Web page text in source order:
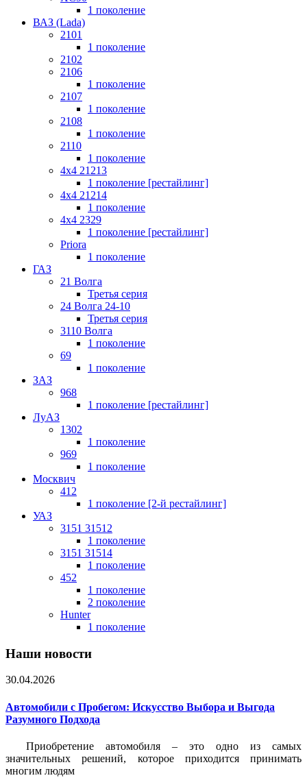
1 поколение
ВАЗ (Lada)
2101
1 поколение
2102
2106
1 поколение
2107
1 поколение
2108
1 поколение
2110
1 поколение
4x4 21213
1 поколение [рестайлинг]
4x4 21214
1 поколение
4x4 2329
1 поколение [рестайлинг]
Priora
1 поколение
ГАЗ
21 Волга
Третья серия
24 Волга 24-10
Третья серия
3110 Волга
1 поколение
69
1 поколение
ЗАЗ
968
1 поколение [рестайлинг]
ЛуАЗ
1302
1 поколение
969
1 поколение
Москвич
412
1 поколение [2-й рестайлинг]
УАЗ
3151 31512
1 поколение
3151 31514
1 поколение
452
1 поколение
2 поколение
Hunter
1 поколение
Наши новости
30.04.2026
Автомобили с Пробегом: Искусство Выбора и Выгода
Разумного Подхода
Приобретение автомобиля – это одно из самых
значительных решений, которое приходится принимать
многим людям